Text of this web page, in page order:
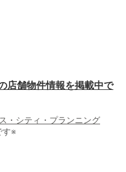
店舗物件情報を掲載中で
・シティ・プランニング
す※